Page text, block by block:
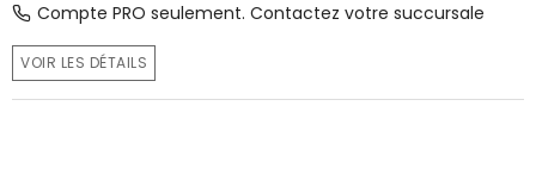
Compte PRO seulement. Contactez votre succursale
VOIR LES DÉTAILS